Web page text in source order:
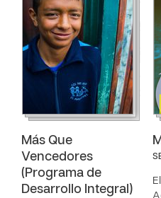
Más Que
Vencedores
(Programa de
Desarrollo Integral)